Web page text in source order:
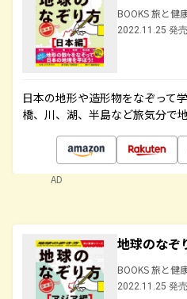
BOOKS 旅と健
2022.11.25 発売
日本の地形や造形物をなぞって
橋、川、湖、半島など旅気分で
AD
地球のな
BOOKS 旅と健
2022.11.25 発売